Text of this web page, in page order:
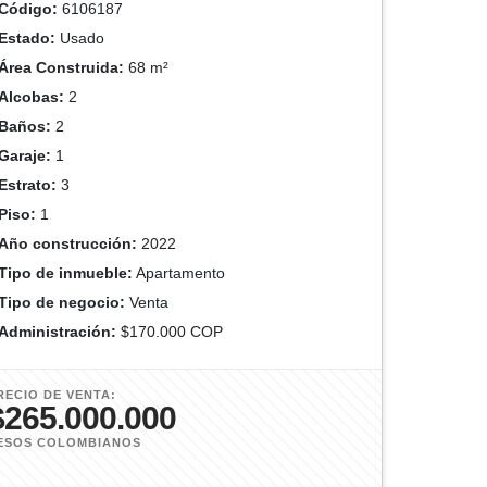
6106187
Usado
Construida: 68 m²
2
2
1
3
1
construcción: 2022
de inmueble: Apartamento
de negocio: Venta
$170.000 COP
DE VENTA:
COLOMBIANOS